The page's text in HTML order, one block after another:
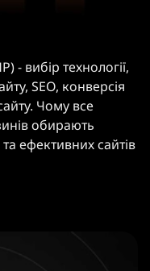
- вибір технології,
SEO, конверсія
Чому все
обирають
ефективних сайтів